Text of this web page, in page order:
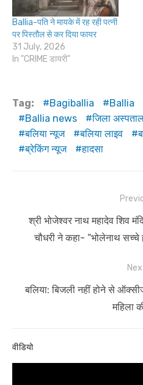
Ballia-पति ने मायके में रह रही पत्नी
पर पिस्तौल से कर दिया फायर
31 July, 2026
In "CRIME डायरी"
Tag: Bagiballia Ballia
Ballia news
जिला
बलिया न्यूज
बलिया लाइव
ब्रेकिंग न्यूज
हादसा
navigation
Previous
post:
श्री भोजेश्वर नाथ महादेव शिव
चौधरी ने कहा- “भोलेनाथ सच्चे
Next
बलिया: बिजली नहीं होने से
महिला
वीडियो